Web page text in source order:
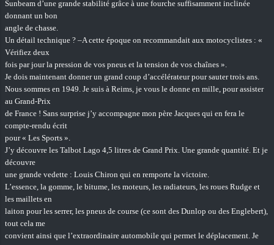
Sunbeam d’une grande stabilité grâce à une fourche suffisamment inclinée
donnant un bon
angle de chasse.
Un détail technique ? –A cette époque on recommandait aux motocyclistes : «
Vérifiez deux
fois par jour la pression de vos pneus et la tension de vos chaînes ».
Je dois maintenant donner un grand coup d’accélérateur pour sauter trois ans.
Nous sommes en 1949. Je suis à Reims, je vous le donne en mille, pour assister
au Grand-Prix
de France ! Sans surprise j’y accompagne mon père Jacques qui en fera le
compte-rendu écrit
pour « Les Sports ».
J’y découvre les Talbot Lago 4,5 litres de Grand Prix. Une grande quantité. Et je
découvre
une grande vedette : Louis Chiron qui en remporte la victoire.
L’essence, la gomme, le bitume, les moteurs, les radiateurs, les roues Rudge et
les maillets en
laiton pour les serrer, les pneus de course (ce sont des Dunlop ou des Englebert),
tout cela me
convient ainsi que l’extraordinaire automobile qui permet le déplacement. Je